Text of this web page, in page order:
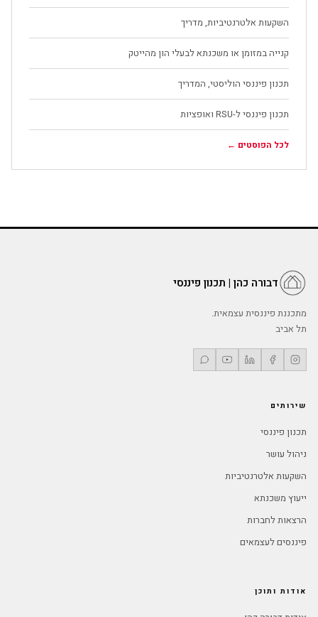
השקעות אלטרנטיביות, מדריך
קנייה במזומן או משכנתא לבעלי הון מהייטק
תכנון פיננסי הוליסטי, המדריך
תכנון פיננסי ל-RSU ואופציות
לכל הפוסטים ←
דבורה כהן | תכנון פיננסי
מתכננת פיננסית עצמאית.
תל אביב
שירותים
תכנון פיננסי
ניהול עושר
השקעות אלטרנטיביות
ייעוץ משכנתא
הרצאות לחברות
פיננסים לעצמאים
אודות ותוכן